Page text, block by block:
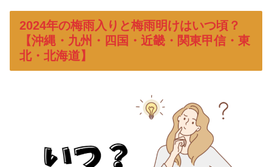
2024年の梅雨入りと梅雨明けはいつ頃？
【沖縄・九州・四国・近畿・関東甲信・東
北・北海道】